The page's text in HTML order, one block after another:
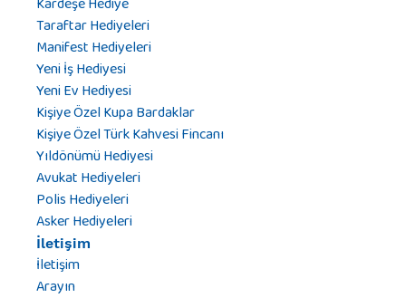
Taraftar Hediyeleri
Manifest Hediyeleri
Yeni İş Hediyesi
Yeni Ev Hediyesi
Kişiye Özel Kupa Bardaklar
Kişiye Özel Türk Kahvesi Fincanı
Yıldönümü Hediyesi
Avukat Hediyeleri
Polis Hediyeleri
Asker Hediyeleri
İletişim
İletişim
Arayın